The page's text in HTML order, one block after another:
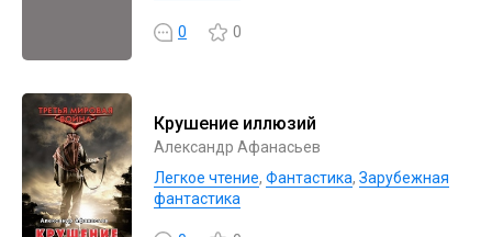
0 0
Крушение иллюзий
Александр Афанасьев
Легкое чтение, Фантастика, Зарубежная
фантастика